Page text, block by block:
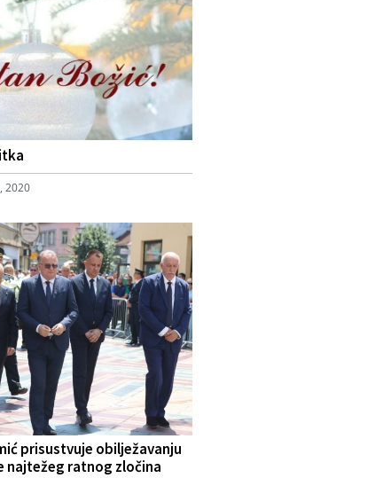
2020
prisustvuje obilježavanju
najtežeg ratnog zločina